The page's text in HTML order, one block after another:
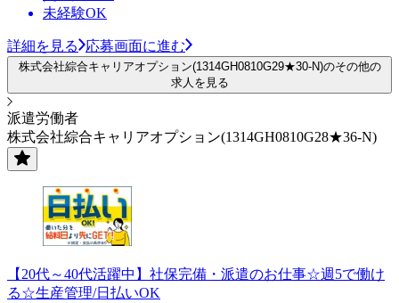
未経験OK
詳細を見る 応募画面に進む
株式会社綜合キャリアオプション(1314GH0810G29★30-N)のその他の
求人を見る
派遣労働者
株式会社綜合キャリアオプション(1314GH0810G28★36-N)
【20代～40代活躍中】社保完備・派遣のお仕事☆週5で働け
る☆生産管理/日払いOK